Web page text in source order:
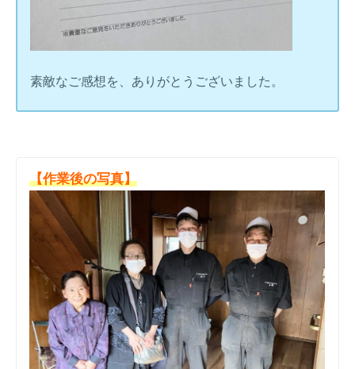
素敵なご感想を、ありがとうございました。
【作業後の写真】